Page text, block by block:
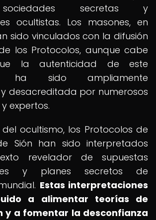
secretas y
ocultistas. Los masones, en
sido vinculados con la difusión
los Protocolos, aunque cabe
la autenticidad de este
ha sido ampliamente
desacreditada por numerosos
expertos.
ocultismo, los Protocolos de
Sión han sido interpretados
revelador de supuestas
y planes secretos de
Estas interpretaciones
a alimentar teorías de
y a fomentar la desconfianza